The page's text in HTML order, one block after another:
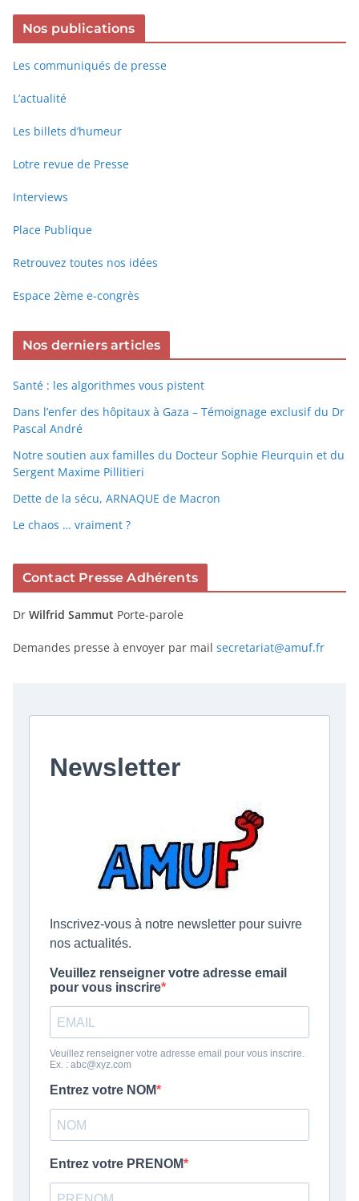
Nos publications
Les communiqués de presse
L’actualité
Les billets d’humeur
Lotre revue de Presse
Interviews
Place Publique
Retrouvez toutes nos idées
Espace 2ème e-congrès
Nos derniers articles
Santé : les algorithmes vous pistent
Dans l’enfer des hôpitaux à Gaza – Témoignage exclusif du Dr
Pascal André
Notre soutien aux familles du Docteur Sophie Fleurquin et du
Sergent Maxime Pillitieri
Dette de la sécu, ARNAQUE de Macron
Le chaos … vraiment ?
Contact Presse Adhérents
Dr Wilfrid Sammut Porte-parole
Demandes presse à envoyer par mail secretariat@amuf.fr